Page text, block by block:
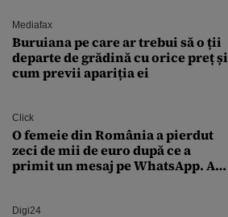
Mediafax
Buruiana pe care ar trebui să o ții
departe de grădină cu orice preț și
cum previi apariția ei
Click
O femeie din România a pierdut
zeci de mii de euro după ce a
primit un mesaj pe WhatsApp. A
Digi24